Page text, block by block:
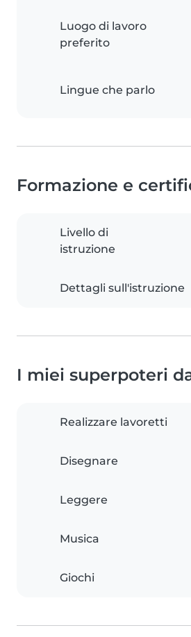
Luogo di lavoro
preferito
Lingue che parlo
Formazione e
Livello di
istruzione
Dettagli sull'istruzione
I miei superpoteri
Realizzare lavoretti
Disegnare
Leggere
Musica
Giochi